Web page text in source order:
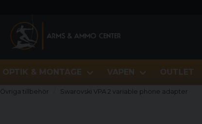
OPTIK & MONTAGE VAPEN OUTLET
Övriga tillbehör Swarovski VPA 2 variable phone adapter